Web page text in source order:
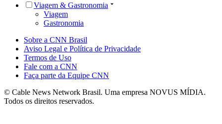
Viagem & Gastronomia
Viagem
Gastronomia
Sobre a CNN Brasil
Aviso Legal e Política de Privacidade
Termos de Uso
Fale com a CNN
Faça parte da Equipe CNN
© Cable News Network Brasil. Uma empresa NOVUS MÍDIA.
Todos os direitos reservados.